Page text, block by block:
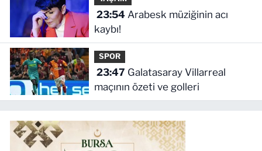
23:54Arabesk müziğinin acı
kaybı!
SPOR
23:47
maçının özeti ve golleri